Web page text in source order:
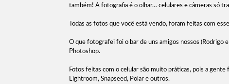
também! A fotografia é o olhar… celulares e câmeras só
Todas as fotos que você está vendo, foram feitas com
O que fotografei foi o bar de uns amigos nossos
Photoshop.
Fotos feitas com o celular são muito práticas, pois a
Lightroom, Snapseed, Polar e outros.